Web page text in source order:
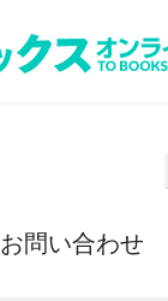
お問い合わせ